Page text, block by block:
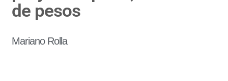
de pesos
Mariano Rolla